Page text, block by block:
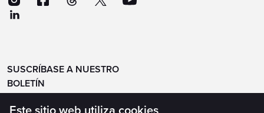
SUSCRÍBASE A NUESTRO
BOLETÍN